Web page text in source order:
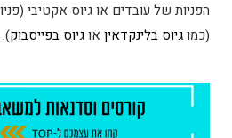
הפניות של עובדים או גיוס אקטיבי
(כמוגיוס בלינקדאין אוגיוס בפייסבוק).